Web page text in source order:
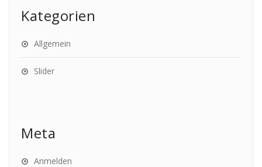
Kategorien
Allgemein
Slider
Meta
Anmelden